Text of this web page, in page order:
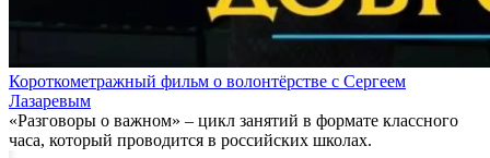
Короткометражный фильм о волонтёрстве с Сергеем
Лазаревым
«Разговоры о важном» – цикл занятий в формате классного
часа, который проводится в российских школах.